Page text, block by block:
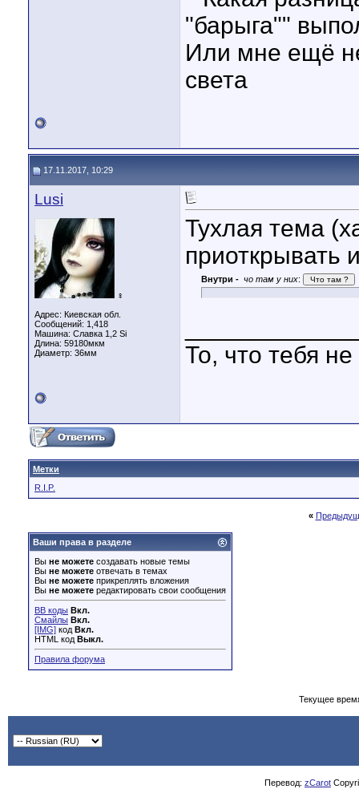
"барыга""
Или мне ещё
света
17.11.2017, 10:29
Lusi
♀
Адрес: Киевская обл.
Сообщений: 1,418
Машина: Славка 1,2 Si
Длина: 59180мкм
Диаметр: 36мм
Тухлая тема
приоткрывать
Внутри - чо там у них:
То, что тебя
Метки
R.I.P.
«
Ваши права в разделе
Вы не можете создавать новые темы
Вы не можете отвечать в темах
Вы не можете прикреплять вложения
Вы не можете редактировать свои сообщения
BB коды Вкл.
Смайлы Вкл.
[IMG] код Вкл.
HTML код Выкл.
Правила форума
Текущее
Перевод: zCarot